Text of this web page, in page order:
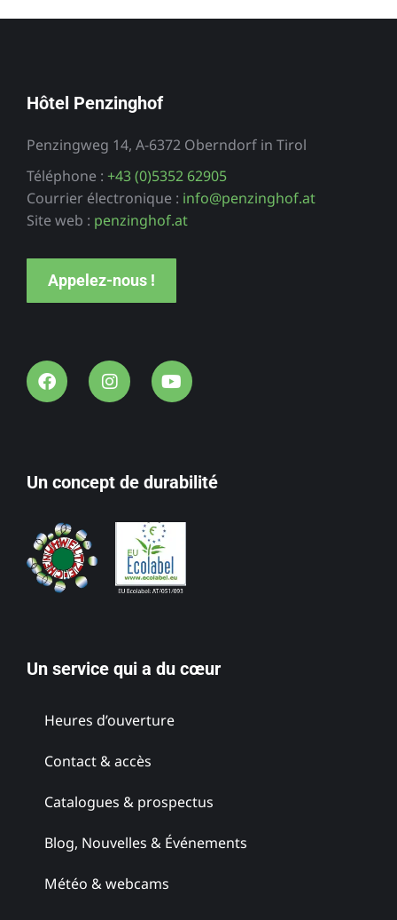
Hôtel Penzinghof
Penzingweg 14, A-6372 Oberndorf in Tirol
Téléphone : +43 (0)5352 62905
Courrier électronique : info@penzinghof.at
Site web : penzinghof.at
Appelez-nous !
Un concept de durabilité
Un service qui a du cœur
Heures d’ouverture
Contact & accès
Catalogues & prospectus
Blog, Nouvelles & Événements
Météo & webcams